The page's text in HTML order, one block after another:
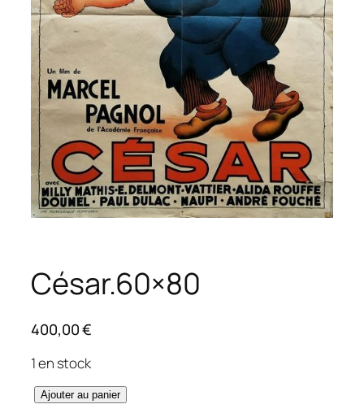
César.60×80
400,00€
1 en stock
q Ajouter au panier